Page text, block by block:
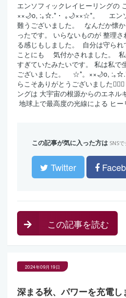
エンソフィックレイヒーリングの
××🌙o, :｡☆.*・ ｡🌙××☆*。 ⁡ ⁡ ⁡ ⁡ エン
難うございました。 ⁡ ⁡ なんだか懐
ったです。 いらないものが 整理
る感じもしました。 ⁡ 自分は守ら
ことにも 気付かされました。 ⁡ 私
すぎていたみたいです。 私は私で
ございました。 ⁡ ⁡ ⁡ ☆*。××🌙o, :｡
らこそありがとうございました
ングは 大宇宙の根源からのエネル
地球上で最高度の光線による ヒ
この記事が気に入った方は SNS
Twitter
この記事を読む
2024年09月19日
深まる秋、パワーを充電し